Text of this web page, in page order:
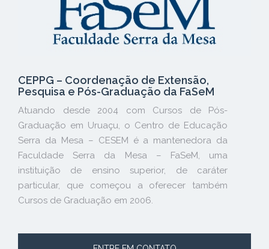
CEPPG – Coordenação de Extensão,
Pesquisa e Pós-Graduação da FaSeM
Atuando desde 2004 com Cursos de Pós-
Graduação em Uruaçu, o Centro de Educação
Serra da Mesa – CESEM é a mantenedora da
Faculdade Serra da Mesa – FaSeM, uma
instituição de ensino superior, de caráter
particular, que começou a oferecer também
Cursos de Graduação em 2006.